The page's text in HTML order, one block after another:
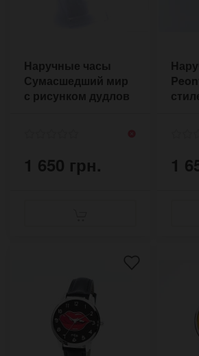
Наручные часы
Сумасшедший мир
с рисунком дудлов
1 650 грн. 1